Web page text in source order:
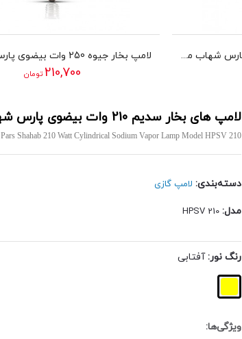
لامپ بخار جیوه 160 وات بیضوی پارس شهاب مدل MTB160
210,700تومان
لامپ های بخار سدیم 210 وات بیضوی پارس شهاب مدل HPSV 210
Pars Shahab 210 Watt Cylindrical Sodium Vapor Lamp Model HPSV 210
دسته‌بندی: لامپ گازی
مدل: HPSV 210
رنگ نور: آفتابی